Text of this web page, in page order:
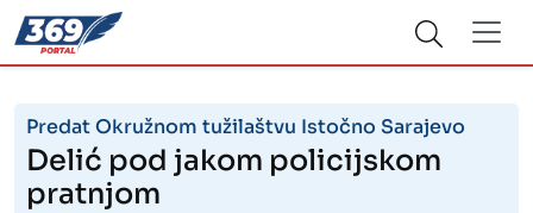
Predat Okružnom tužilaštvu Istočno Sarajevo
Delić pod jakom policijskom
pratnjom